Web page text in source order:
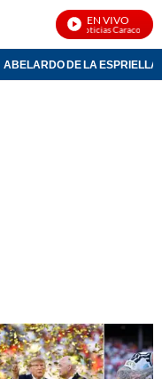
EN VIVO
Noticias Caracol En
ABELARDO DE LA ESPRIELLA